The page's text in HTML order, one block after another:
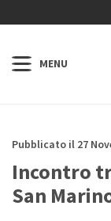
Pubblicato il 27
Incontro
San